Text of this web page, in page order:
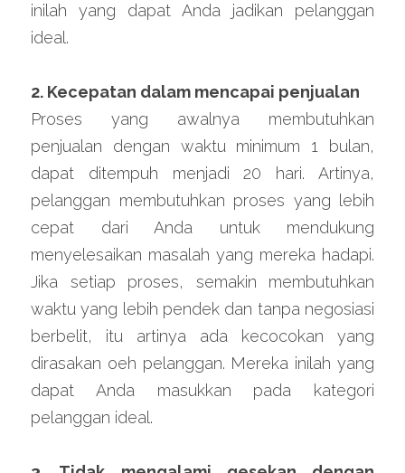
inilah yang dapat Anda jadikan pelanggan
ideal.
2. Kecepatan dalam mencapai penjualan
Proses yang awalnya membutuhkan
penjualan dengan waktu minimum 1 bulan,
dapat ditempuh menjadi 20 hari. Artinya,
pelanggan membutuhkan proses yang lebih
cepat dari Anda untuk mendukung
menyelesaikan masalah yang mereka hadapi.
Jika setiap proses, semakin membutuhkan
waktu yang lebih pendek dan tanpa negosiasi
berbelit, itu artinya ada kecocokan yang
dirasakan oeh pelanggan. Mereka inilah yang
dapat Anda masukkan pada kategori
pelanggan ideal.